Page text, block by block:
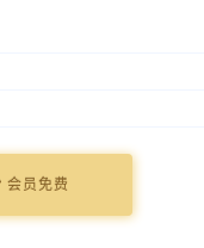
会员免费